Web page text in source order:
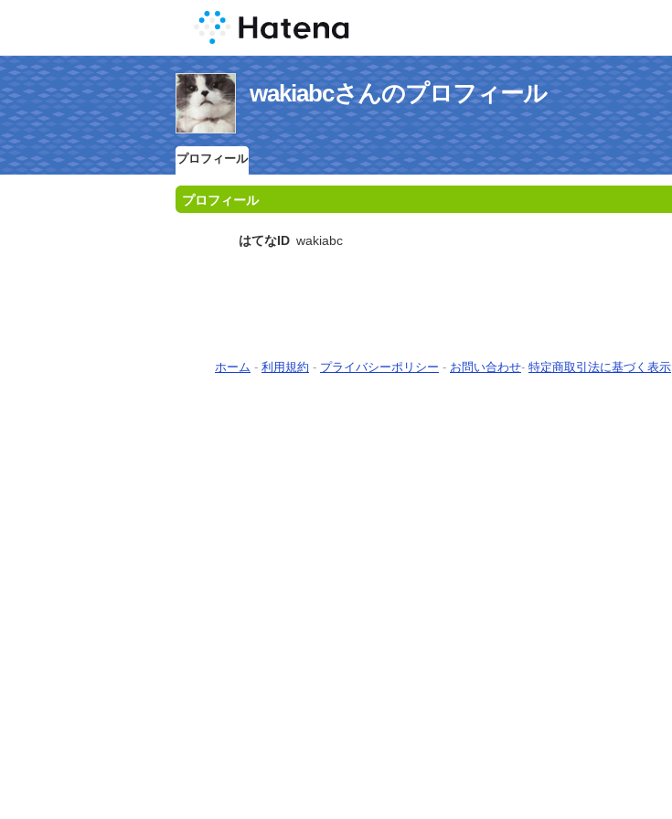
wakiabcさんのプロフィール
プロフィール
プロフィール
はてなID wakiabc
ホーム - 利用規約 - プライバシーポリシー - お問い合わせ- 特定商取引法に基づく表示